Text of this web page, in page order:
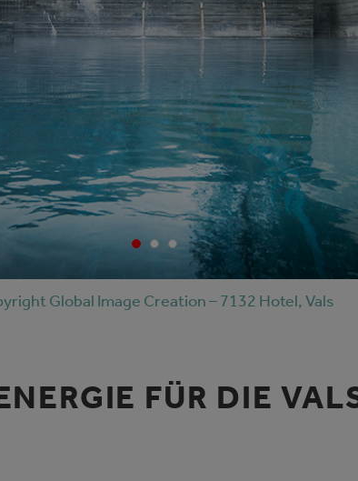
Global Image Creation – 7132 Hotel, Vals
FÜR DIE